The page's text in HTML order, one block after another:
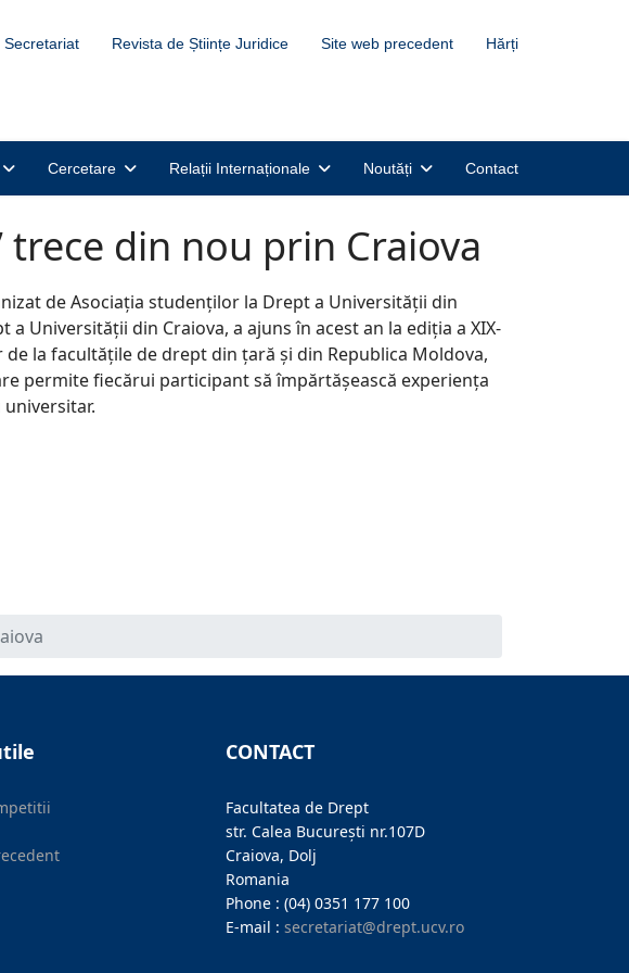
Secretariat Revista de Științe Juridice Site web precedent Hărți
Cercetare Relații Internaționale Noutăți Contact
trece din nou prin Craiova
de Asociația studenților la Drept a Universității din
a Universității din Craiova, a ajuns în acest an la ediția a XIX-
la facultățile de drept din țară și din Republica Moldova,
permite fiecărui participant să împărtășească experiența
CONTACT
Facultatea de Drept
str. Calea București nr.107D
Craiova, Dolj
Romania
Phone : (04) 0351 177 100
E-mail : secretariat@drept.ucv.ro